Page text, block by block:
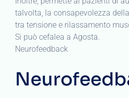
talvolta, la consapevolezza
tra tensione e rilassamento
Si può cefalea a Agosta.
Neurofeedback